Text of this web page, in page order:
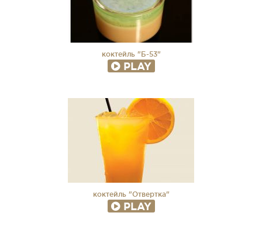
коктейль "Б-53"
PLAY
коктейль "Отвертка"
PLAY